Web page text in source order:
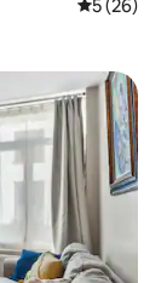
Średnia
5 (26)